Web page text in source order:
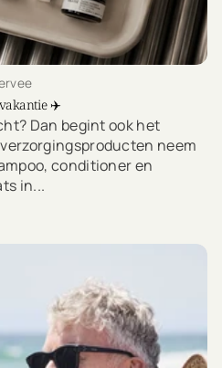
✈️
Dan begint ook het
neem
conditioner en
in...